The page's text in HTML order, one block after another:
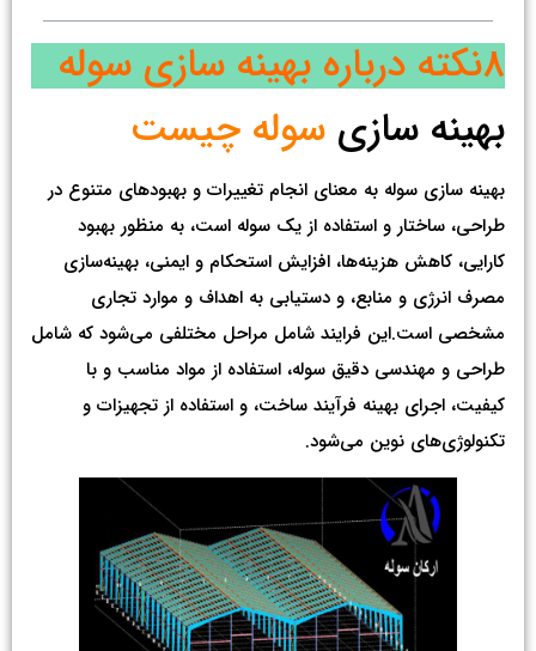
8نکته درباره بهینه سازی سوله
بهینه سازی سوله چیست
بهینه‌ سازی سوله به معنای انجام تغییرات و بهبودهای متنوع در
طراحی، ساختار و استفاده از یک سوله است، به منظور بهبود
کارایی، کاهش هزینه‌ها، افزایش استحکام و ایمنی، بهینه‌سازی
مصرف انرژی و منابع، و دستیابی به اهداف و موارد تجاری
مشخصی است.این فرایند شامل مراحل مختلفی می‌شود که شامل
طراحی و مهندسی دقیق سوله، استفاده از مواد مناسب و با
کیفیت، اجرای بهینه فرآیند ساخت، و استفاده از تجهیزات و
تکنولوژی‌های نوین می‌شود.